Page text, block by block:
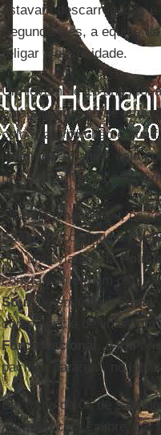
estavam descarregados
Segundo eles, a equipe
religar a eletricidade.
Um jovem de 18 anos foi
bala atingiu o pé de uma
colo. Caiu no chão e sua
jovem de 16 anos: caiu
na cabeça. Uma criança
Quando amanheceu, os
Sassoró, contígua a
dia, uma viatura da
constariam em um ofício
Souzae enviado àFunai.
competência de lidar
Força
Nacional , aPM
pacífica da área”, no
Em torno de 0h de 5 de
Atiraram com calibre .12.